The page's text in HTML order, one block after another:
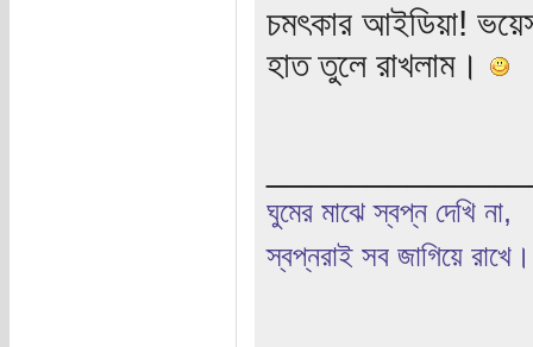
চমৎকার আইডিয়া!
হাত তুলে রাখলাম।
ঘুমের মাঝে স্বপ্ন দেখি না,
স্বপ্নরাই সব জাগিয়ে রাখে।